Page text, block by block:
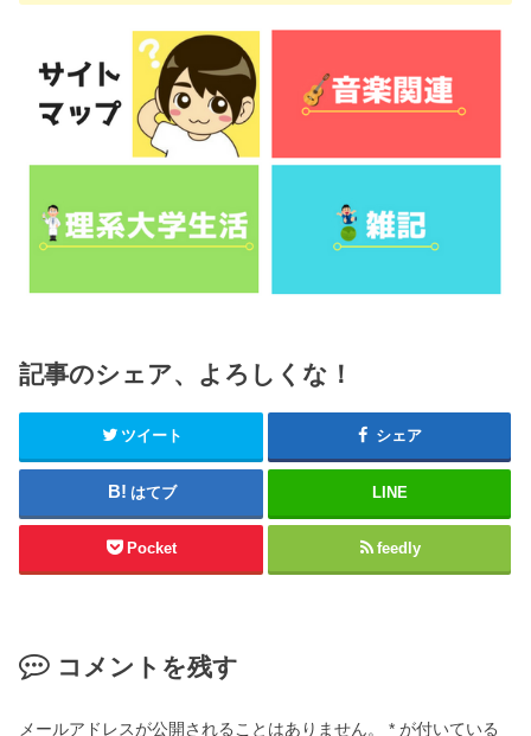
記事のシェア、よろしくな！
ツイート シェア
はてブ LINE
Pocket feedly
コメントを残す
メールアドレスが公開されることはありません。 * が付いている